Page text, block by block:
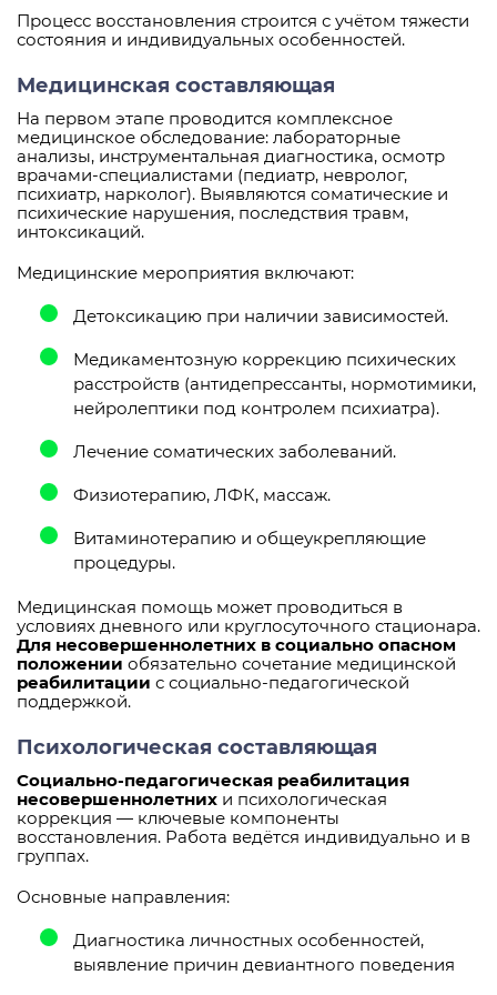
Процесс восстановления строится с учётом тяжести
состояния и индивидуальных особенностей.
Медицинская составляющая
На первом этапе проводится комплексное
медицинское обследование: лабораторные
анализы, инструментальная диагностика, осмотр
врачами-специалистами (педиатр, невролог,
психиатр, нарколог). Выявляются соматические и
психические нарушения, последствия травм,
интоксикаций.
Медицинские мероприятия включают:
Детоксикацию при наличии зависимостей.
Медикаментозную коррекцию психических
расстройств (антидепрессанты, нормотимики,
нейролептики под контролем психиатра).
Лечение соматических заболеваний.
Физиотерапию, ЛФК, массаж.
Витаминотерапию и общеукрепляющие
процедуры.
Медицинская помощь может проводиться в
условиях дневного или круглосуточного стационара.
Для несовершеннолетних в социально опасном
положении обязательно сочетание медицинской
реабилитации с социально-педагогической
поддержкой.
Психологическая составляющая
Социально-педагогическая реабилитация
несовершеннолетних и психологическая
коррекция — ключевые компоненты
восстановления. Работа ведётся индивидуально и в
группах.
Основные направления:
Диагностика личностных особенностей,
выявление причин девиантного поведения